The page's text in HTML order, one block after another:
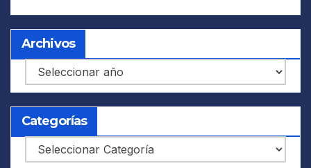
Archivos
Archivos
Categorías
Categorías